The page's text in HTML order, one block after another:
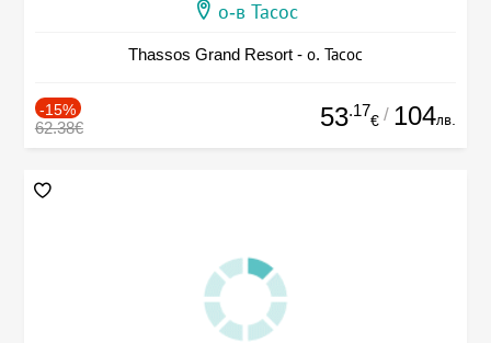
о-в Тасос
Thassos Grand Resort - о. Тасос
-15%
62.38€ 53.17
€ / 104лв.